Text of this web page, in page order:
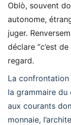
Oblò, souvent
autonome,
juger.
déclare “c’est
regard.
La confrontation
la grammaire du
aux courants
monnaie,